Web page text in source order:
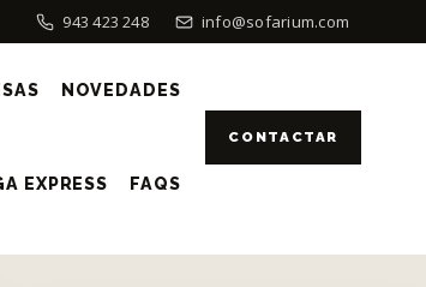
943 423 248 info@sofarium.com
NOVEDADES
EXPRESS FAQS
CONTACTAR